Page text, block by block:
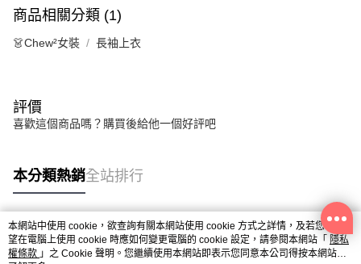
商品相關分類 (1)
👗Chew²女裝 長袖上衣
評價
喜歡這個商品嗎？購買後給他一個好評吧
本分類熱銷全站排行
熱門標籤
本網站中使用 cookie，欲查詢有關本網站使用 cookie 方式之詳情，及若您不希
望在電腦上使用 cookie 時應如何變更電腦的 cookie 設定，請參閱本網站「 隱私
權條款 」之 Cookie 聲明。您繼續使用本網站即表示您同意本公司得按本網站使